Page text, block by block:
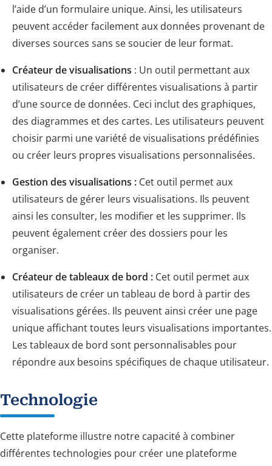
l’aide d’un formulaire unique. Ainsi, les utilisateurs
peuvent accéder facilement aux données provenant de
diverses sources sans se soucier de leur format.
Créateur de visualisations : Un outil permettant aux
utilisateurs de créer différentes visualisations à partir
d’une source de données. Ceci inclut des graphiques,
des diagrammes et des cartes. Les utilisateurs peuvent
choisir parmi une variété de visualisations prédéfinies
ou créer leurs propres visualisations personnalisées.
Gestion des visualisations : Cet outil permet aux
utilisateurs de gérer leurs visualisations. Ils peuvent
ainsi les consulter, les modifier et les supprimer. Ils
peuvent également créer des dossiers pour les
organiser.
Créateur de tableaux de bord : Cet outil permet aux
utilisateurs de créer un tableau de bord à partir des
visualisations gérées. Ils peuvent ainsi créer une page
unique affichant toutes leurs visualisations importantes.
Les tableaux de bord sont personnalisables pour
répondre aux besoins spécifiques de chaque utilisateur.
Technologie
Cette plateforme illustre notre capacité à combiner
différentes technologies pour créer une plateforme